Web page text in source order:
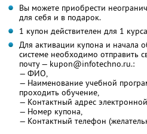
Вы можете приобрести
для себя и в подарок.
1 купон действителен для 1
Для активации купона и начала
системе необходимо отправить
почту — kupon@infotechno.ru.:
— ФИО,
— Наименование учебной
проходить обучение,
— Контактный адрес
— Номер купона,
— Контактный телефон